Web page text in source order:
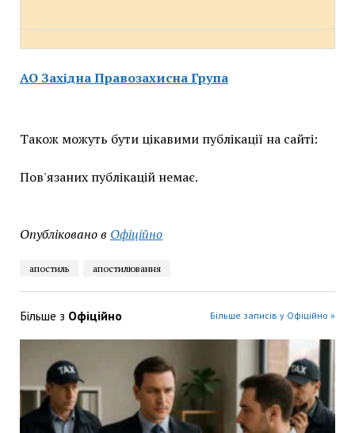
АО Західна Правозахисна Група
Також можуть бути цікавими публікації на сайті:
Пов'язаних публікацій немає.
Опубліковано в Офіційно
апостиль апостилювання
Більше з Офіційно Більше записів у Офіційно »